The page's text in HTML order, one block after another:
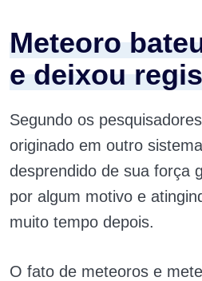
Meteoro
e deixou
Segundo os
originado em outro
desprendido de sua força
por algum motivo e
muito tempo depois.
O fato de meteoros e